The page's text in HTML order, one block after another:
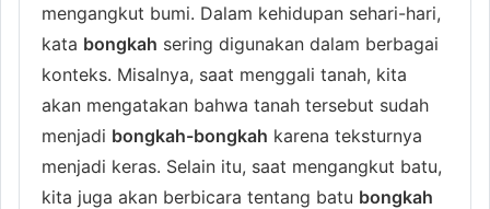
mengangkut bumi. Dalam kehidupan sehari-hari,
kata bongkah sering digunakan dalam berbagai
konteks. Misalnya, saat menggali tanah, kita
akan mengatakan bahwa tanah tersebut sudah
menjadi bongkah-bongkah karena teksturnya
menjadi keras. Selain itu, saat mengangkut batu,
kita juga akan berbicara tentang batu bongkah